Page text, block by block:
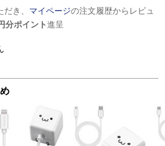
き、 マイページの注文履歴からレビュ
分ポイント進呈